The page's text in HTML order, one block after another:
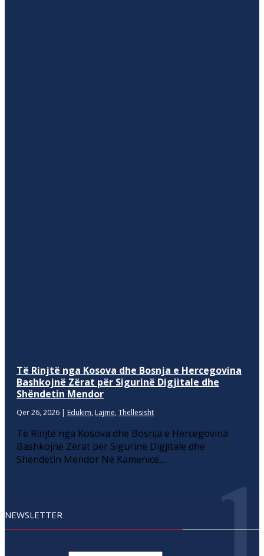
Të Rinjtë nga Kosova dhe Bosnja e Hercegovina
Bashkojnë Zërat për Sigurinë Digjitale dhe
Shëndetin Mendor
Qer 26, 2026 | Edukim, Lajme, Thellesisht
Të Rinjtë nga Kosova dhe Bosnja e Hercegovina
Bashkojnë Zërat për Sigurinë Digjitale dhe
Shëndetin Mendor Në Kamenicë,...
NEWSLETTER